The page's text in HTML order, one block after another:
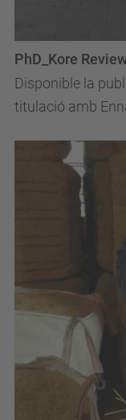
Disponible la
titulació amb
PhD_Kore